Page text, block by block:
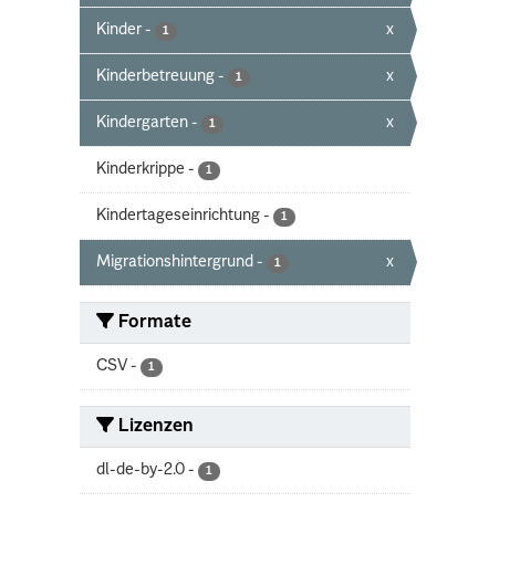
Kinder - 1 x
Kinderbetreuung - 1 x
Kindergarten - 1 x
Kinderkrippe - 1
Kindertageseinrichtung - 1
Migrationshintergrund - 1 x
Formate
CSV - 1
Lizenzen
dl-de-by-2.0 - 1